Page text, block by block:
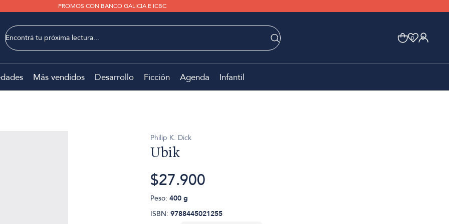
PROMOS CON BANCO GALICIA E ICBC
0 0
Más vendidos Desarrollo Ficción Agenda Infantil
Philip K. Dick
Ubik
$27.900
Peso: 400 g
ISBN: 9788445021255